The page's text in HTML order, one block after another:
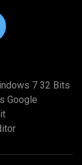
7 32 Bits
Google